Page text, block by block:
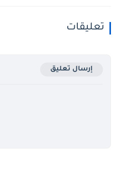
تعليقات
إرسال تعليق